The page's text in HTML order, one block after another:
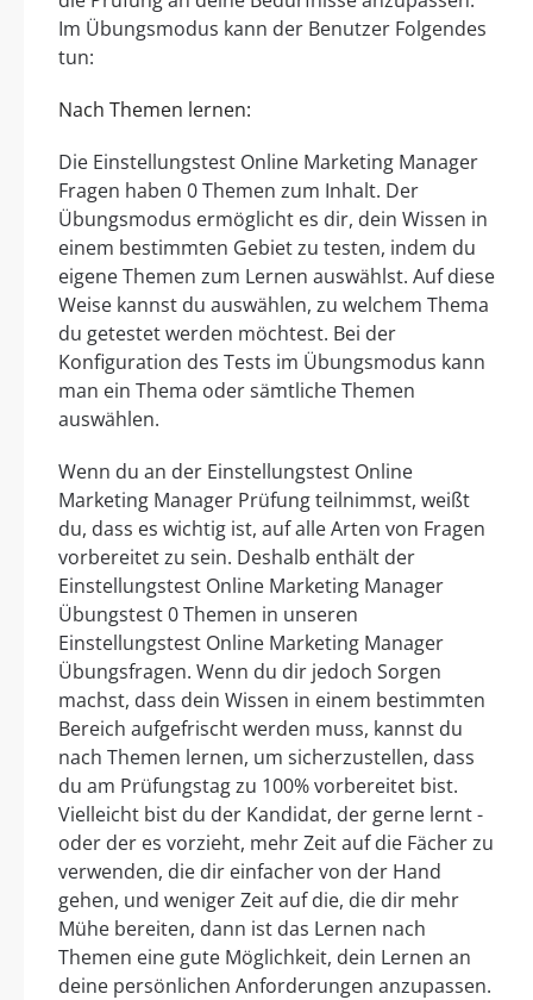
Im Übungsmodus kann der Benutzer Folgendes
tun:
Nach Themen lernen:
Die Einstellungstest Online Marketing Manager
Fragen haben 0 Themen zum Inhalt. Der
Übungsmodus ermöglicht es dir, dein Wissen in
einem bestimmten Gebiet zu testen, indem du
eigene Themen zum Lernen auswählst. Auf diese
Weise kannst du auswählen, zu welchem Thema
du getestet werden möchtest. Bei der
Konfiguration des Tests im Übungsmodus kann
man ein Thema oder sämtliche Themen
auswählen.
Wenn du an der Einstellungstest Online
Marketing Manager Prüfung teilnimmst, weißt
du, dass es wichtig ist, auf alle Arten von Fragen
vorbereitet zu sein. Deshalb enthält der
Einstellungstest Online Marketing Manager
Übungstest 0 Themen in unseren
Einstellungstest Online Marketing Manager
Übungsfragen. Wenn du dir jedoch Sorgen
machst, dass dein Wissen in einem bestimmten
Bereich aufgefrischt werden muss, kannst du
nach Themen lernen, um sicherzustellen, dass
du am Prüfungstag zu 100% vorbereitet bist.
Vielleicht bist du der Kandidat, der gerne lernt -
oder der es vorzieht, mehr Zeit auf die Fächer zu
verwenden, die dir einfacher von der Hand
gehen, und weniger Zeit auf die, die dir mehr
Mühe bereiten, dann ist das Lernen nach
Themen eine gute Möglichkeit, dein Lernen an
deine persönlichen Anforderungen anzupassen.